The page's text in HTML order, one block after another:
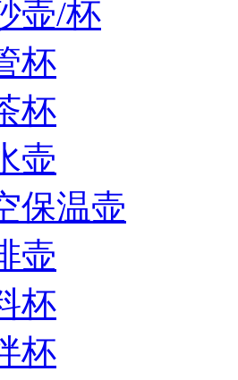
壶/杯
杯
杯
壶
保温壶
壶
杯
杯